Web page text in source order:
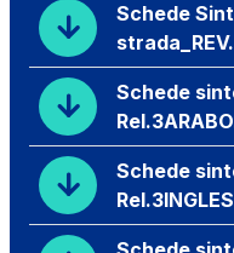
Schede
Schede
Schede